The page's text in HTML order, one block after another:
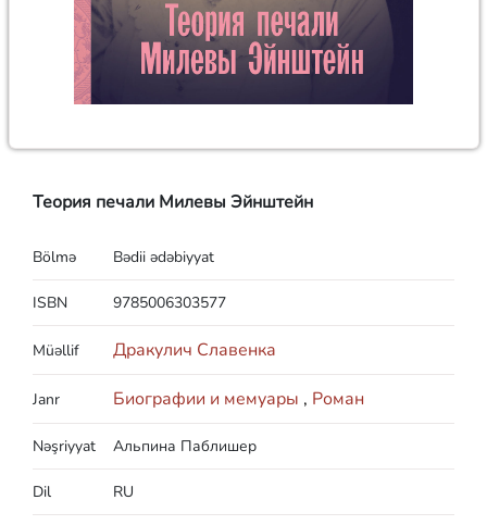
Теория печали Милевы Эйнштейн
Bölmə Bədii ədəbiyyat
ISBN 9785006303577
Müəllif Дракулич Славенка
Janr Биографии и мемуары , Роман
Nəşriyyat Альпина Паблишер
Dil RU